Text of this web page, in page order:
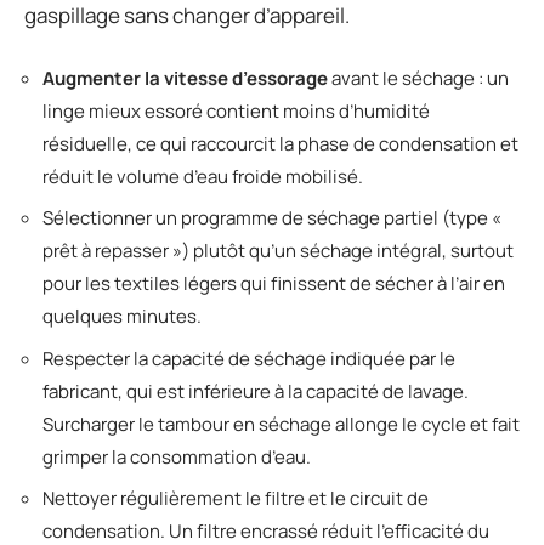
gaspillage sans changer d’appareil.
Augmenter la vitesse d’essorageavant le séchage : un
linge mieux essoré contient moins d’humidité
résiduelle, ce qui raccourcit la phase de condensation et
réduit le volume d’eau froide mobilisé.
Sélectionner un programme de séchage partiel (type «
prêt à repasser ») plutôt qu’un séchage intégral, surtout
pour les textiles légers qui finissent de sécher à l’air en
quelques minutes.
Respecter la capacité de séchage indiquée par le
fabricant, qui est inférieure à la capacité de lavage.
Surcharger le tambour en séchage allonge le cycle et fait
grimper la consommation d’eau.
Nettoyer régulièrement le filtre et le circuit de
condensation. Un filtre encrassé réduit l’efficacité du